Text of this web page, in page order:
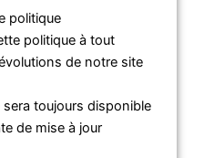
politique
politique à tout
de notre site
toujours disponible
de mise à jour